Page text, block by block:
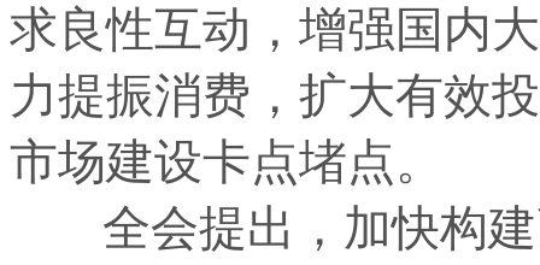
求良性互动，增强国内
力提振消费，扩大有效
市场建设卡点堵点。
全会提出，加快构建